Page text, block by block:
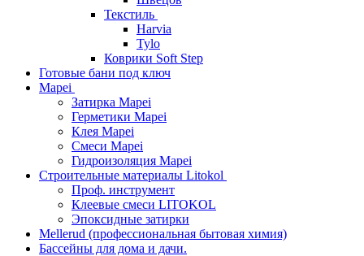
Текстиль
Harvia
Tylo
Коврики Soft Step
Готовые бани под ключ
Mapei
Затирка Mapei
Герметики Mapei
Клея Mapei
Смеси Mapei
Гидроизоляция Mapei
Строительные материалы Litokol
Проф. инструмент
Клеевые смеси LITOKOL
Эпоксидные затирки
Mellerud (профессиональная бытовая химия)
Бассейны для дома и дачи.